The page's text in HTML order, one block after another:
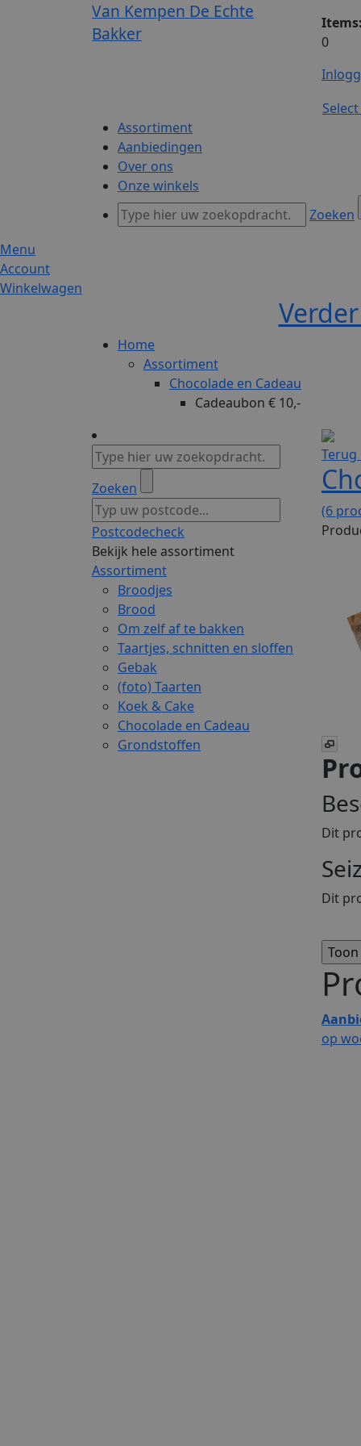
Van Kempen De Echte
Bakker
0
Assortiment
Aanbiedingen
Over ons
Onze winkels
Zoeken
Menu
Account
Winkelwagen
Home
Assortiment
Chocolade en Cadeau
Cadeaubon € 10,-
Zoeken
Postcodecheck
Bekijk hele assortiment
Assortiment
Broodjes
Brood
Om zelf af te bakken
Taartjes, schnitten en sloffen
Gebak
(foto) Taarten
Koek & Cake
Chocolade en Cadeau
Grondstoffen
(6
Dit
Dit
op